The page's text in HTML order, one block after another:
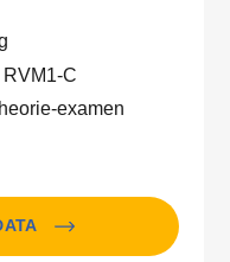
C
examen